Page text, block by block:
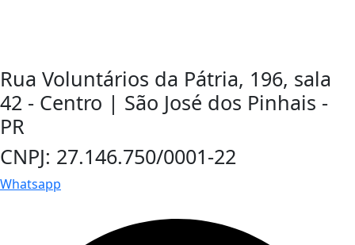
Rua Voluntários da Pátria, 196, sala
42 - Centro | São José dos Pinhais -
PR
CNPJ: 27.146.750/0001-22
Whatsapp